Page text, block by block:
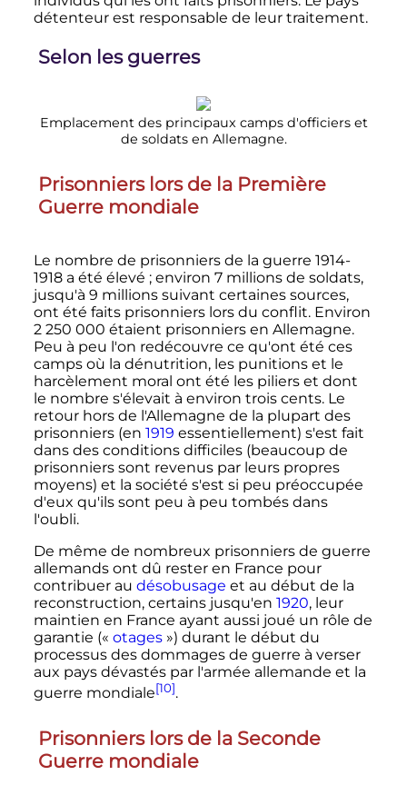
détenteur est responsable de leur traitement.
Selon les guerres
Emplacement des principaux camps d'officiers et
de soldats en Allemagne.
Prisonniers lors de la Première
Guerre mondiale
Le nombre de prisonniers de la guerre 1914-
1918 a été élevé ; environ 7 millionsde soldats,
jusqu'à 9 millionssuivant certaines sources,
ont été faits prisonniers lors du conflit. Environ
2 250 000 étaient prisonniers en Allemagne.
Peu à peu l'on redécouvre ce qu'ont été ces
camps où la dénutrition, les punitions et le
harcèlement moral ont été les piliers et dont
le nombre s'élevait à environ trois cents. Le
retour hors de l'Allemagne de la plupart des
prisonniers (en 1919 essentiellement) s'est fait
dans des conditions difficiles (beaucoup de
prisonniers sont revenus par leurs propres
moyens) et la société s'est si peu préoccupée
d'eux qu'ils sont peu à peu tombés dans
l'oubli.
De même de nombreux prisonniers de guerre
allemands ont dû rester en France pour
contribuer au désobusage et au début de la
reconstruction, certains jusqu'en 1920, leur
maintien en France ayant aussi joué un rôle de
garantie (« otages ») durant le début du
processus des dommages de guerre à verser
aux pays dévastés par l'armée allemande et la
guerre mondiale[10].
Prisonniers lors de la Seconde
Guerre mondiale